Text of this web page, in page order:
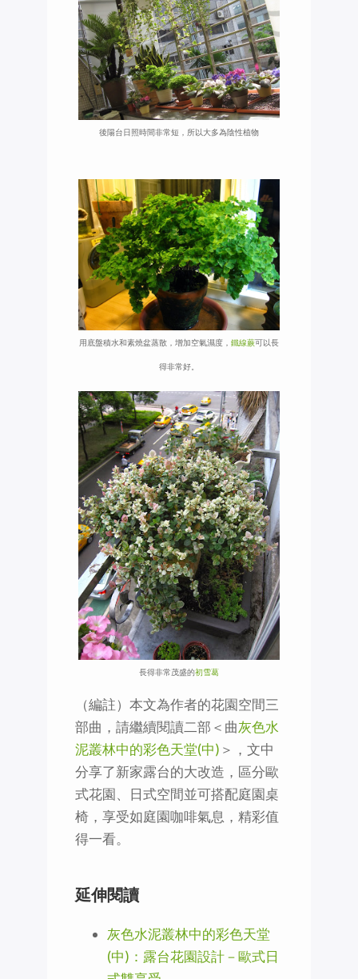
後陽台日照時間非常短，所以大多為陰性植物
用底盤積水和素燒盆蒸散，增加空氣濕度， 鐵線蕨可以長
得非常好。
長得非常茂盛的初雪葛
（編註）本文為作者的花園空間三
部曲，請繼續閱讀二部＜曲灰色水
泥叢林中的彩色天堂(中) ＞，文中
分享了新家露台的大改造，區分歐
式花園、日式空間並可搭配庭園桌
椅，享受如庭園咖啡氣息，精彩值
得一看。
延伸閱讀
灰色水泥叢林中的彩色天堂
(中)：露台花園設計－歐式日